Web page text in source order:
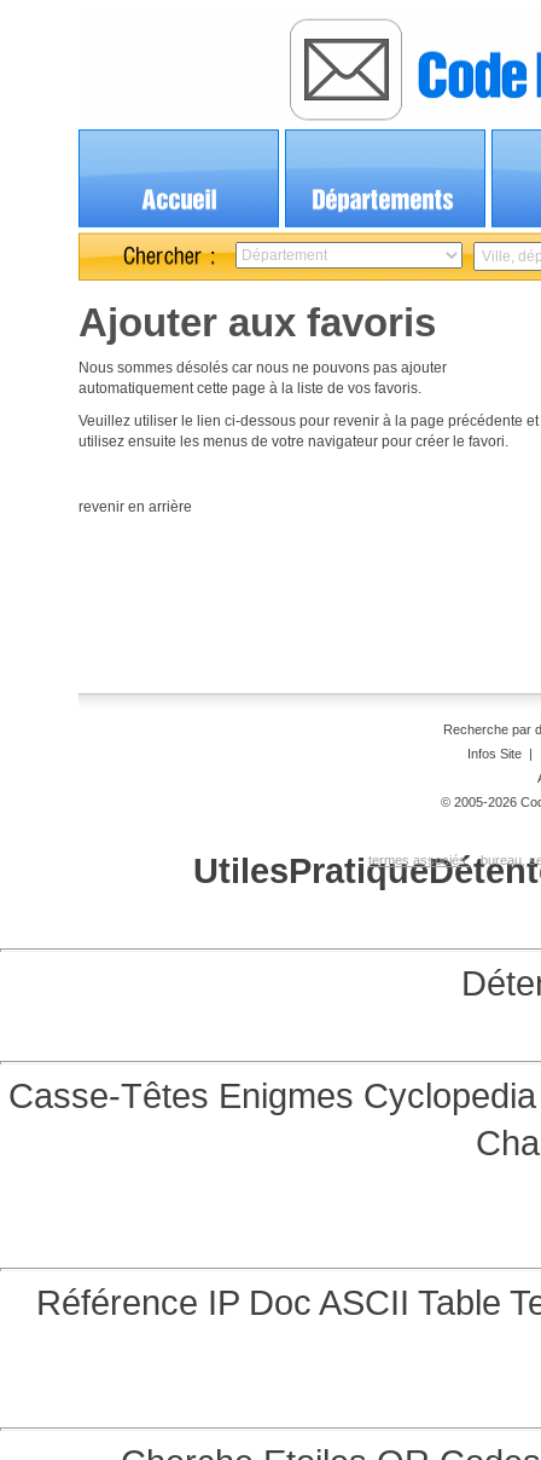
Ajouter aux favoris
Nous sommes désolés car nous ne pouvons pas ajouter
automatiquement cette page à la liste de vos favoris.
Veuillez utiliser le lien ci-dessous pour revenir à la page précédente et
utilisez ensuite les menus de votre navigateur pour créer le favori.
revenir en arrière
Recherche par
Infos Site|
© 2005-2026
termes associés: bureau,
UtilesPratique
Casse-Têtes Enigmes
Référence IP Doc ASCII Table